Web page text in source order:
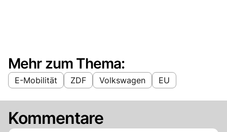
Mehr zum Thema:
E-Mobilität ZDF Volkswagen EU
Kommentare